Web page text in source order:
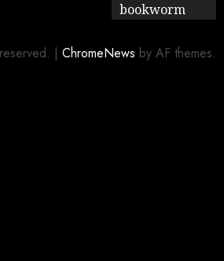
bookworm
| ChromeNews by AF themes.